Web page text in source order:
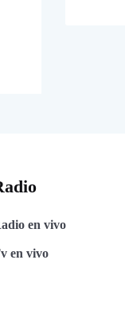
en vivo
en vivo